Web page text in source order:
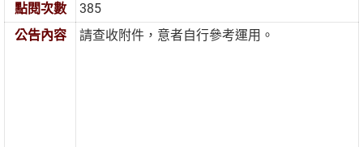
點閱次數
385
公告內容
請查收附件，意者自行參考運用。